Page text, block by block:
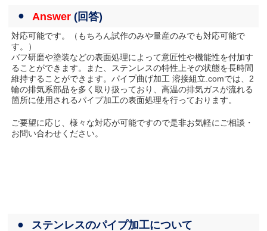
Answer (回答)
対応可能です。（もちろん試作のみや量産のみでも対応可能で
す。）
バフ研磨や塗装などの表面処理によって意匠性や機能性を付加す
ることができます。また、ステンレスの特性上その状態を長時間
維持することができます。パイプ曲げ加工 溶接組立.comでは、2
輪の排気系部品を多く取り扱っており、高温の排気ガスが流れる
箇所に使用されるパイプ加工の表面処理を行っております。
ご要望に応じ、様々な対応が可能ですので是非お気軽にご相談・
お問い合わせください。
ステンレスのパイプ加工について